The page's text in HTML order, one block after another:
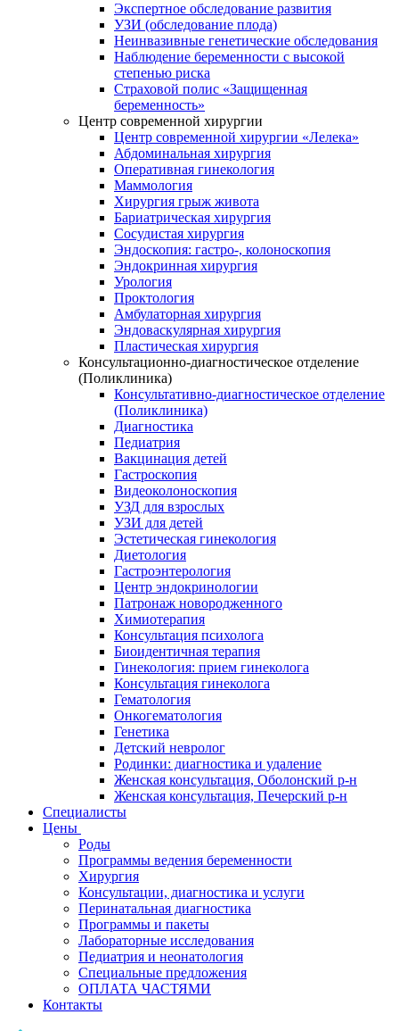
Экспертное обследование развития
УЗИ (обследование плода)
Неинвазивные генетические обследования
Наблюдение беременности с высокой
степенью риска
Страховой полис «Защищенная
беременность»
Центр современной хирургии
Центр современной хирургии «Лелека»
Абдоминальная хирургия
Оперативная гинекология
Маммология
Хирургия грыж живота
Бариатрическая хирургия
Сосудистая хирургия
Эндоскопия: гастро-, колоноскопия
Эндокринная хирургия
Урология
Проктология
Амбулаторная хирургия
Эндоваскулярная хирургия
Пластическая хирургия
Консультационно-диагностическое отделение
(Поликлиника)
Консультативно-диагностическое отделение
(Поликлиника)
Диагностика
Педиатрия
Вакцинация детей
Гастроскопия
Видеоколоноскопия
УЗД для взрослых
УЗИ для детей
Эстетическая гинекология
Диетология
Гастроэнтерология
Центр эндокринологии
Патронаж новородженного
Химиотерапия
Консультация психолога
Биоидентичная терапия
Гинекология: прием гинеколога
Консультация гинеколога
Гематология
Онкогематология
Генетика
Детский невролог
Родинки: диагностика и удаление
Женская консультация, Оболонский р-н
Женская консультация, Печерский р-н
Специалисты
Цены
Роды
Программы ведения беременности
Хирургия
Консультации, диагностика и услуги
Перинатальная диагностика
Программы и пакеты
Лабораторные исследования
Педиатрия и неонатология
Специальные предложения
ОПЛАТА ЧАСТЯМИ
Контакты